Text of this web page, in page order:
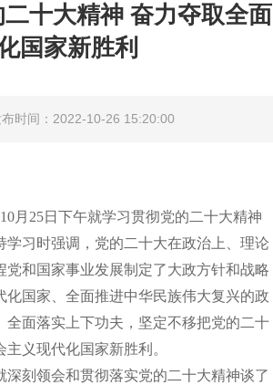
十大精神 奋力夺取全面
国家新胜利
布时间：2022-10-26 15:20:00
月25日下午就学习贯彻党的二十大精神
习时强调，党的二十大在政治上、理论
党和国家事业发展制定了大政方针和战略
国家、全面推进中华民族伟大复兴的政
面落实上下功夫，坚定不移把党的二十
义现代化国家新胜利。
刻领会和贯彻落实党的二十大精神谈了